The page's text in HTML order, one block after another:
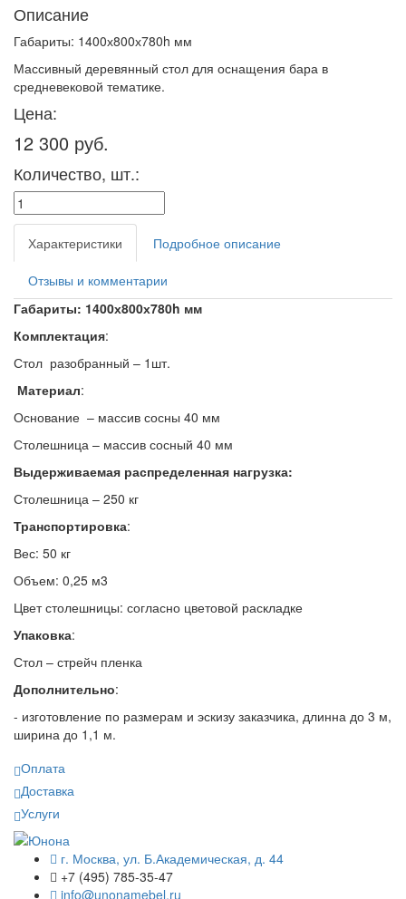
Описание
Габариты: 1400х800х780h мм
Массивный деревянный стол для оснащения бара в
средневековой тематике.
Цена:
12 300 руб.
Количество, шт.:
Характеристики Подробное описание
Отзывы и комментарии
Габариты: 1400х800х780h мм
Комплектация:
Стол разобранный – 1шт.
Материал:
Основание – массив сосны 40 мм
Столешница – массив сосный 40 мм
Выдерживаемая распределенная нагрузка:
Столешница – 250 кг
Транспортировка:
Вес: 50 кг
Объем: 0,25 м3
Цвет столешницы: согласно цветовой раскладке
Упаковка:
Стол – стрейч пленка
Дополнительно:
- изготовление по размерам и эскизу заказчика, длинна до 3 м,
ширина до 1,1 м.
Оплата
Доставка
Услуги
г. Москва, ул. Б.Академическая, д. 44
+7 (495) 785-35-47
info@unonamebel.ru